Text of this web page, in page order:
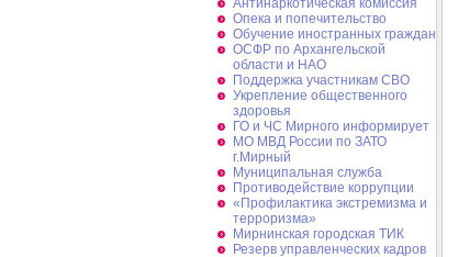
Антинаркотическая комиссия
Опека и попечительство
Обучение иностранных граждан
ОСФР по Архангельской
области и НАО
Поддержка участникам СВО
Укрепление общественного
здоровья
ГО и ЧС Мирного информирует
МО МВД России по ЗАТО
г.Мирный
Муниципальная cлужба
Противодействие коррупции
«Профилактика экстремизма и
терроризма»
Мирнинская городская ТИК
Резерв управленческих кадров